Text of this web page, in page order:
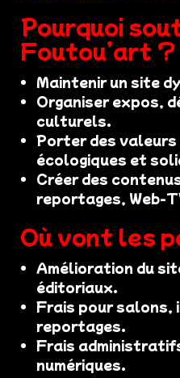
Pourquoi
Foutou’art ?
Maintenir un site
Organiser expos,
culturels.
Porter des valeurs
écologiques et
Créer des
reportages, Web-
Où vont les
Amélioration du
éditoriaux.
Frais pour salons,
reportages.
Frais
numériques.